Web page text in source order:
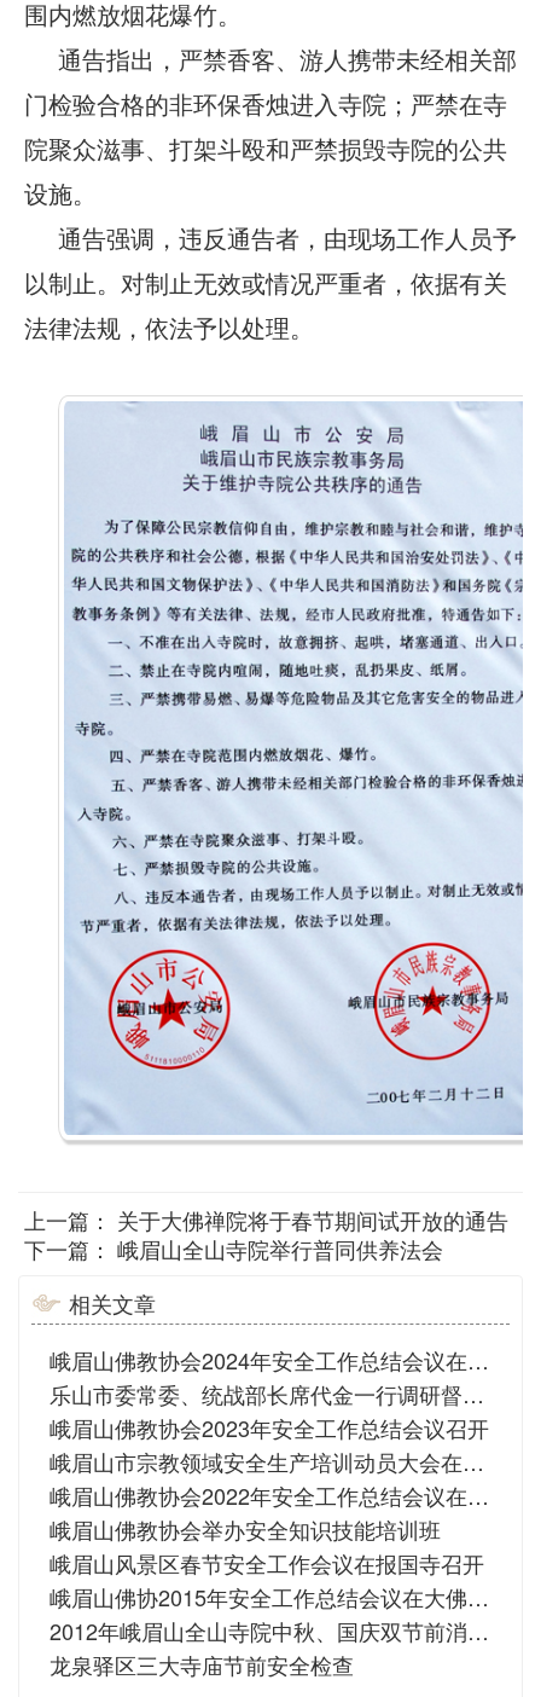
围内燃放烟花爆竹。
通告指出，严禁香客、游人携带未经相关部
门检验合格的非环保香烛进入寺院；严禁在寺
院聚众滋事、打架斗殴和严禁损毁寺院的公共
设施。
通告强调，违反通告者，由现场工作人员予
以制止。对制止无效或情况严重者，依据有关
法律法规，依法予以处理。
上一篇： 关于大佛禅院将于春节期间试开放的通告
下一篇： 峨眉山全山寺院举行普同供养法会
相关文章
峨眉山佛教协会2024年安全工作总结会议在大佛禅院举行
乐山市委常委、统战部长席代金一行调研督查“五一”节前峨眉山寺院安全工作
峨眉山佛教协会2023年安全工作总结会议召开
峨眉山市宗教领域安全生产培训动员大会在大佛禅院举行
峨眉山佛教协会2022年安全工作总结会议在大佛禅院举行
峨眉山佛教协会举办安全知识技能培训班
峨眉山风景区春节安全工作会议在报国寺召开
峨眉山佛协2015年安全工作总结会议在大佛禅院举行
2012年峨眉山全山寺院中秋、国庆双节前消防食品安全大检查
龙泉驿区三大寺庙节前安全检查